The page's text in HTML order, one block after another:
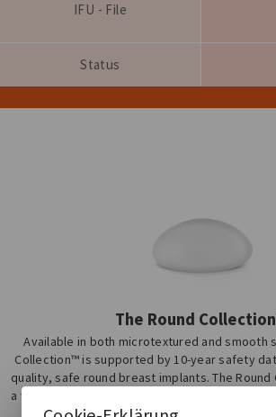
IFU - File
Status
The Round
Available in both microtextured and smooth
Collection™ is supported by 10-year safety
quality, safe round breast implants. The
a wide range of products, including two types
four different projections - from low to